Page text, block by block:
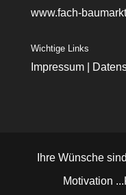
www.fach-
Wichtige Links
Impressum|
Ihre Wünsche
Motivation